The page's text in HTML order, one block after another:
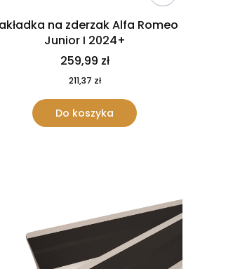
na zderzak Alfa Romeo
Junior I 2024+
259,99 zł
211,37 zł
Do koszyka